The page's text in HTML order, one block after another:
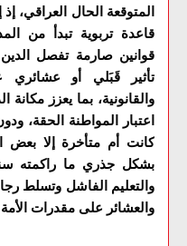
المتوقعة الحال العراقي،
قاعدة تربوية تبدأ من
قوانين صارمة تفصل
تأثير قَبَلي أو عشائري
والقانونية، بما يعزز مكانة
اعتبار المواطنة الحقة،
كانت أم متأخرة إلا بعض
بشكل جذري ما راكمته
والتعليم الفاشل وتسلط
والعشائر على مقدرات الأمة